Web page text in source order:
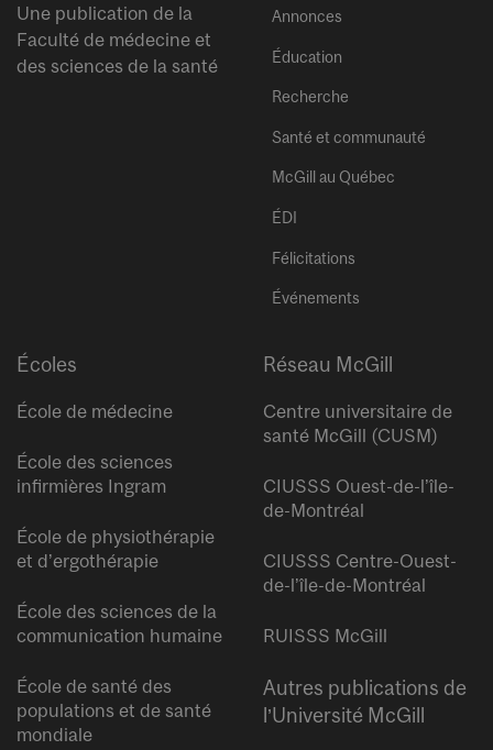
Une publication de la
Faculté de médecine et
des sciences de la santé
Annonces
Éducation
Recherche
Santé et communauté
McGill au Québec
ÉDI
Félicitations
Événements
Écoles
École de médecine
École des sciences
infirmières Ingram
École de physiothérapie
et d’ergothérapie
École des sciences de la
communication humaine
École de santé des
populations et de santé
mondiale
Réseau McGill
Centre universitaire de
santé McGill (CUSM)
CIUSSS Ouest-de-l’île-
de-Montréal
CIUSSS Centre-Ouest-
de-l’île-de-Montréal
RUISSS McGill
Autres publications de
l’Université McGill